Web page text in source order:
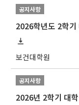
공지사항
2026학년도 2학기
보건대학원
공지사항